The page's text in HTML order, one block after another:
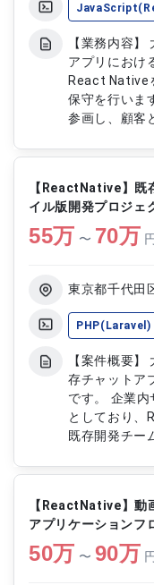
【業務内容
アプリにおけ
React Native
保守を行いま
参画し、顧客
規機能開発、
を用いたコ
ー対応 ・単体
ス作業、リリ
【ReactNative】既
イル版開発プロジェ
55万 〜 70万
東京都千代田
PHP(Laravel)
【案件概要
存チャットア
です。 企業
としており、
既存開発チー
安定したチー
Nativeを用い
開発 ・
クエンドAPI
との連携対応
【ReactNative】動
アプリケーションフ
50万 〜 90万